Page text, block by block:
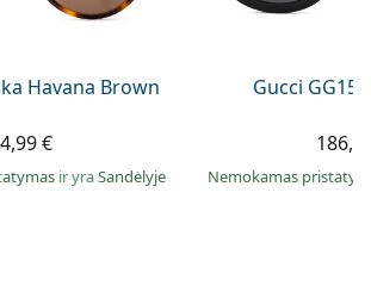
Havana Brown
€
ir yraSandėlyje
Gucci
Nemokamas